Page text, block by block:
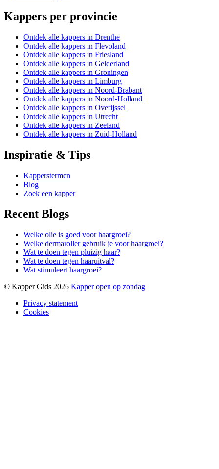
Kappers per provincie
Ontdek alle kappers in Drenthe
Ontdek alle kappers in Flevoland
Ontdek alle kappers in Friesland
Ontdek alle kappers in Gelderland
Ontdek alle kappers in Groningen
Ontdek alle kappers in Limburg
Ontdek alle kappers in Noord-Brabant
Ontdek alle kappers in Noord-Holland
Ontdek alle kappers in Overijssel
Ontdek alle kappers in Utrecht
Ontdek alle kappers in Zeeland
Ontdek alle kappers in Zuid-Holland
Inspiratie & Tips
Kapperstermen
Blog
Zoek een kapper
Recent Blogs
Welke olie is goed voor haargroei?
Welke dermaroller gebruik je voor haargroei?
Wat te doen tegen pluizig haar?
Wat te doen tegen haaruitval?
Wat stimuleert haargroei?
© Kapper Gids 2026 Kapper open op zondag
Privacy statement
Cookies